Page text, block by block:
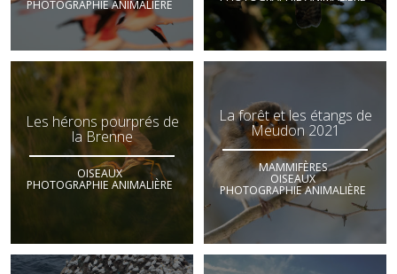
PHOTOGRAPHIE ANIMALIÈRE
Les hérons pourprés de
la Brenne
OISEAUX
PHOTOGRAPHIE ANIMALIÈRE
La forêt et les étangs de
Meudon 2021
MAMMIFÈRES
OISEAUX
PHOTOGRAPHIE ANIMALIÈRE